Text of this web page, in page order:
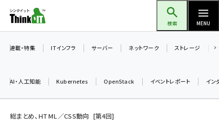
ン
ツ
検索 MENU
連載・特集 ITインフラ サーバー ネットワーク ストレージ
AI・人工知能 Kubernetes OpenStack イベントレポート イン
総まとめ、HTML／CSS動向 第4回